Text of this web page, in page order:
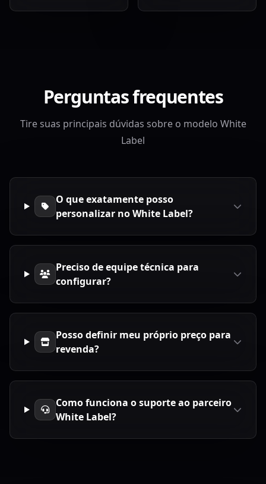
Perguntas frequentes
Tire suas principais dúvidas sobre o modelo White
Label
O que exatamente posso
personalizar no White Label?
Preciso de equipe técnica para
configurar?
Posso definir meu próprio preço para
revenda?
Como funciona o suporte ao parceiro
White Label?